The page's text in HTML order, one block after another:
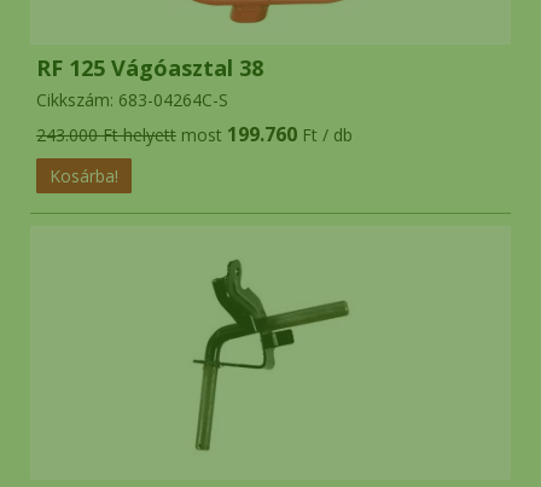
RF 125 Vágóasztal 38
Cikkszám: 683-04264C-S
243.000 Ft helyett most 199.760 Ft / db